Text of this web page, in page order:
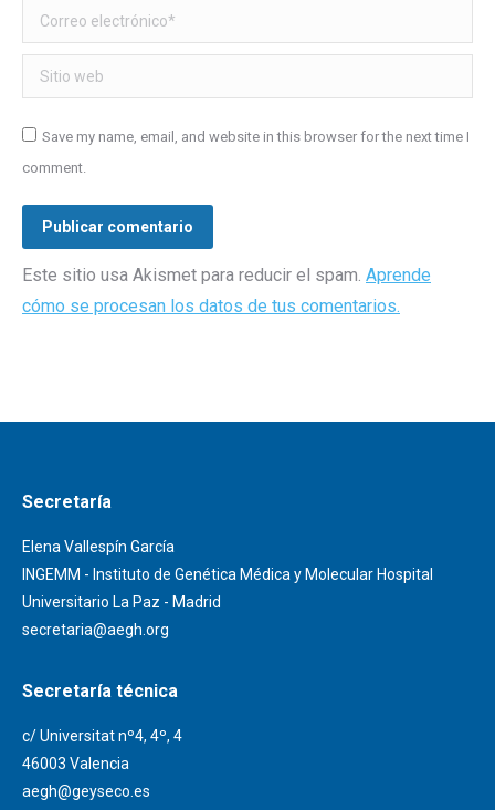
Correo electrónico *
Sitio web
Save my name, email, and website in this browser for the next time I
comment.
Publicar comentario
Este sitio usa Akismet para reducir el spam. Aprende
cómo se procesan los datos de tus comentarios.
Secretaría
Elena Vallespín García
INGEMM - Instituto de Genética Médica y Molecular Hospital
Universitario La Paz - Madrid
secretaria@aegh.org
Secretaría técnica
c/ Universitat nº4, 4º, 4
46003 Valencia
aegh@geyseco.es